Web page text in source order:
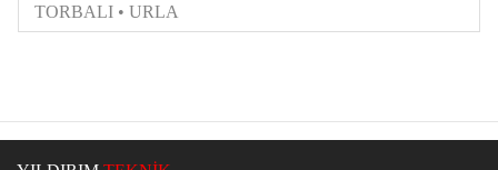
TORBALI • URLA